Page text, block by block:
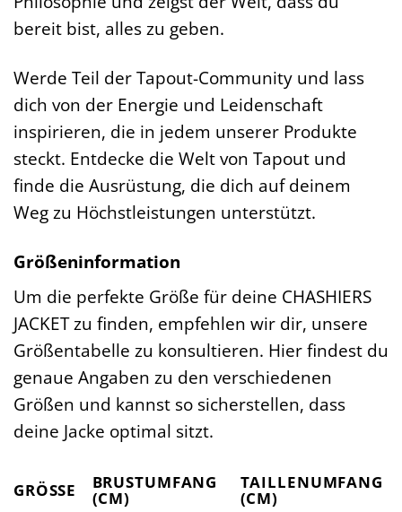
bereit bist, alles zu geben.
Werde Teil der Tapout-Community und lass
dich von der Energie und Leidenschaft
inspirieren, die in jedem unserer Produkte
steckt. Entdecke die Welt von Tapout und
finde die Ausrüstung, die dich auf deinem
Weg zu Höchstleistungen unterstützt.
Größeninformation
Um die perfekte Größe für deine CHASHIERS
JACKET zu finden, empfehlen wir dir, unsere
Größentabelle zu konsultieren. Hier findest du
genaue Angaben zu den verschiedenen
Größen und kannst so sicherstellen, dass
deine Jacke optimal sitzt.
GRÖSSE BRUSTUMFANG
(CM)
TAILLENUMFANG
(CM)